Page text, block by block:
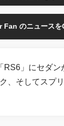
Fan のニュース
」にセダ
、そしてスプ